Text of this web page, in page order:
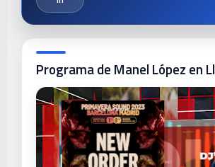
Programa de Manel López en